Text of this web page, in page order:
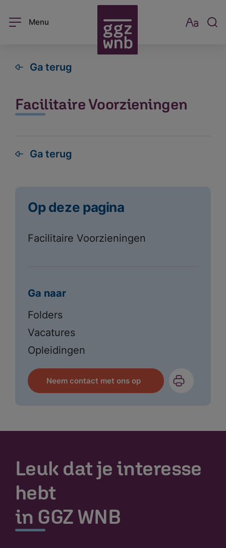
Menu
Ga terug
Facilitaire Voorzieningen
Ga terug
Op deze pagina
Facilitaire Voorzieningen
Ga naar
Folders
Vacatures
Opleidingen
Neem contact met ons op
Leuk dat je interesse
hebt
in GGZ WNB